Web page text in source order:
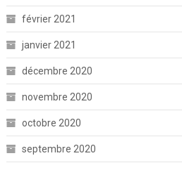
février 2021
janvier 2021
décembre 2020
novembre 2020
octobre 2020
septembre 2020